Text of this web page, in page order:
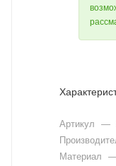
Артикул —
Материал